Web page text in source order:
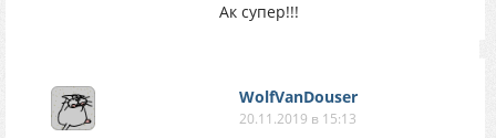
Ак супер!!!
WolfVanDouser
20.11.2019 в 15:13